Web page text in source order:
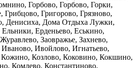
Горбово, Горбово, Горки,
, Грибцово, Григорово, Грязново,
Денисиха, Дома Отдыха Лужки,
Ерденьево, Еськино,
Заовражье, Захнево,
Иваново, Ивойлово, Игнатьево,
Козлово, Коковино, Кокшино,
Комлево, Константиново,